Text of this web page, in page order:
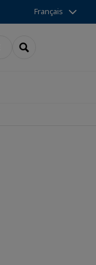
Français
RECHERCHER